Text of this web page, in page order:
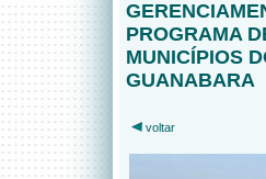
PROGRAMA
MUNICÍPIOS
GUANABARA
voltar